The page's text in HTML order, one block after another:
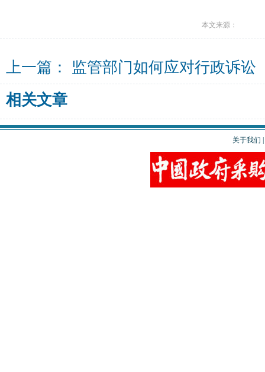
本文来源：
上一篇：
监管部门如何应对行政诉讼
相关文章
关于我们